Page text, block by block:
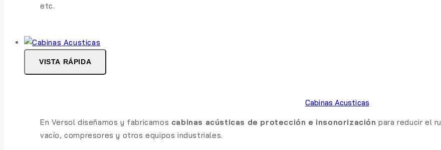
etc.
VISTA RÁPIDA
Cabinas Acusticas
En Versol diseñamos y fabricamos cabinas acústicas de protección e insonorización para reducir el
vacío, compresores y otros equipos industriales.